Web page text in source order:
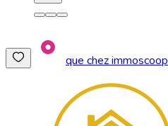
que chez immoscoop